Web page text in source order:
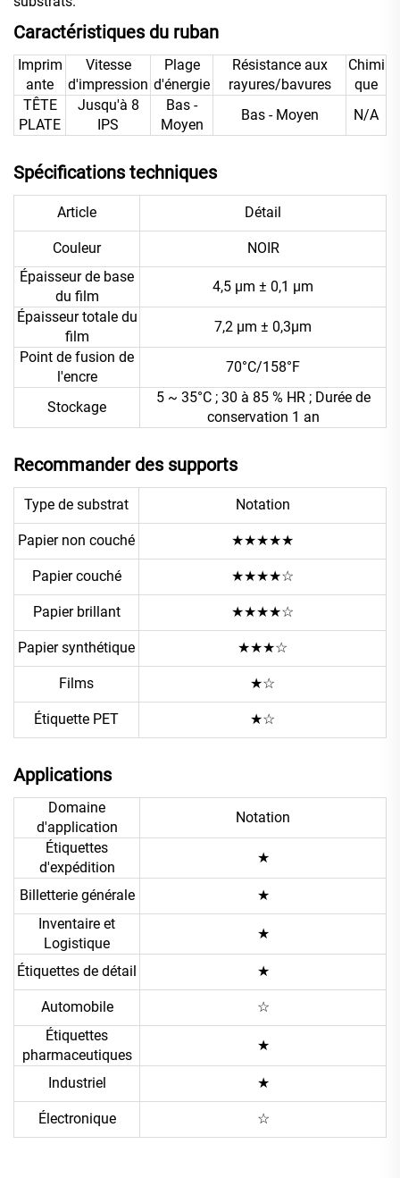
Caractéristiques du ruban
Imprim
ante
Vitesse
d'impression
Plage
d'énergie
Résistance aux
rayures/bavures
Chimi
que
TÊTE
PLATE
Jusqu'à 8
IPS
Bas -
Moyen
Bas - Moyen N/A
Spécifications techniques
Article Détail
Couleur
NOIR
Épaisseur de base
du film
4,5 μm ± 0,1 μm
Épaisseur totale du
film
7,2 μm ± 0,3μm
Point de fusion de
l'encre
70°C/158°F
Stockage
5 ~ 35°C ; 30 à 85 % HR ; Durée de
conservation 1 an
Recommander des supports
Type de substrat Notation
Papier non couché ★★★★★
Papier couché ★★★★☆
Papier brillant ★★★★☆
Papier synthétique ★★★☆
Films ★☆
Étiquette PET ★☆
Applications
Domaine
d'application
Notation
Étiquettes
d'expédition
★
Billetterie générale
★
Inventaire et
Logistique
★
Étiquettes de détail ★
Automobile
☆
Étiquettes
pharmaceutiques
★
Industriel ★
Électronique ☆